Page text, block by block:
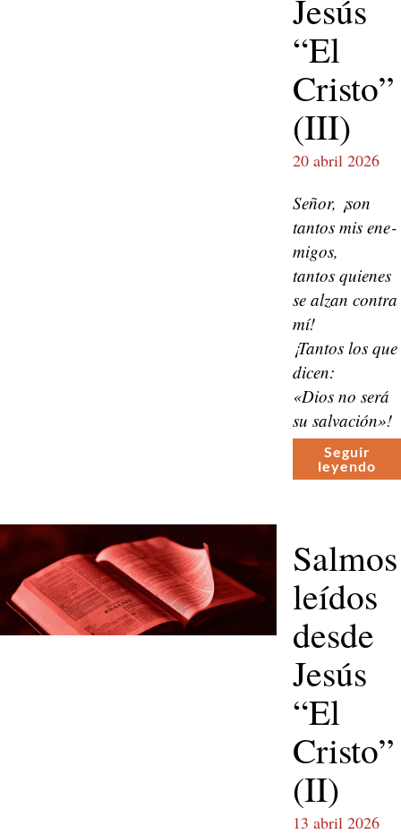
Jesús
“El
Cristo”
(III)
20 abril 2026
Señor, ¡son
tan­tos mis ene­
mi­gos,
tan­tos quienes
se alzan con­tra
mí!
¡Tan­tos los que
dicen:
«Dios no será
su sal­vación»!
Seguir
leyen­do
Salmos
leídos
desde
Jesús
“El
Cristo”
(II)
13 abril 2026